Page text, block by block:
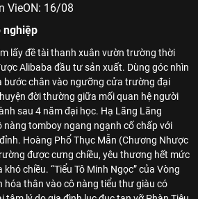
VieON: 16/08
nghiệp
lấy đề tài thanh xuân vườn trường thời
Alibaba đầu tư sản xuất. Dùng góc nhìn
bước chân vào ngưỡng cửa trường đại
đời thường giữa mối quan hệ người
sau 4 năm đại học. Hạ Lãng Lãng
nàng tomboy ngang ngạnh cố chấp với
Hoàng Phổ Thục Mẫn (Chương Nhược
được cưng chiều, yêu thương hết mức
chiều. “Tiểu Tô Minh Ngọc” của Vòng
hóa thân vào cô nàng tiểu thư giàu có